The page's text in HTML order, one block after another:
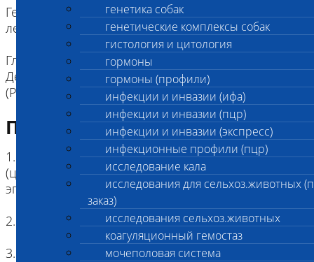
генетика собак
генетические комплексы собак
гистология и цитология
гормоны
гормоны (профили)
инфекции и инвазии (ифа)
инфекции и инвазии (пцр)
инфекции и инвазии (экспресс)
инфекционные профили (пцр)
исследование кала
исследования для сельхоз.животных
заказ)
исследования сельхоз.животных
коагуляционный гемостаз
мочеполовая система
Генетический комплекс для породы норвежская
лесная кошка:
Гликогеноз IV типа (GSD IV) код 2856
Дефицит эритроцитарной пируваткиназы кошек
(PK def) код 2857
Подготовка к исследованию
1. Кровь (2 мл) в пробирке с антикоагулянтом.
(цитрат натрия, К3ЭДТА, К2ЭДТА) , буккальный
эпителий
2. Копия родословной
3. Наличие клейма или чипа